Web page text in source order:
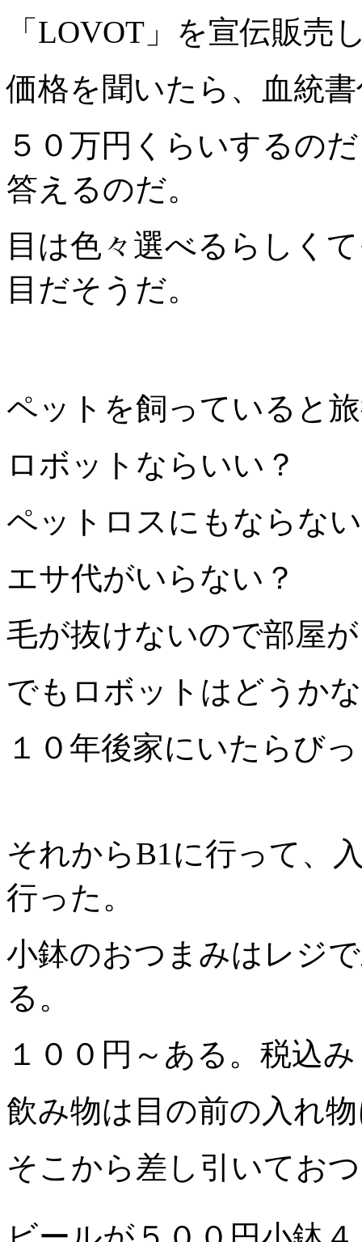
「LOVOT」を宣伝販売
価格を聞いたら、血統
５０万円くらいするの
答えるのだ。
目は色々選べるらしく
目だそうだ。
ペットを飼っていると
ロボットならいい？
ペットロスにもならな
エサ代がいらない？
毛が抜けないので部屋
でもロボットはどうか
１０年後家にいたらび
それからB1に行って、
行った。
小鉢のおつまみはレジ
る。
１００円～ある。税込
飲み物は目の前の入れ
そこから差し引いてお